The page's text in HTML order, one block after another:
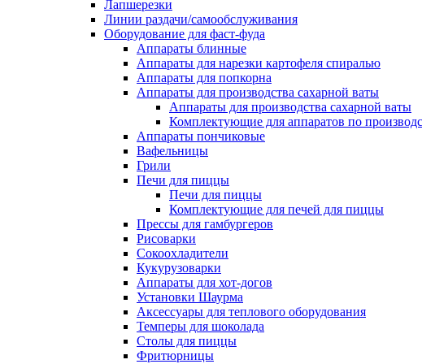
Лапшерезки
Линии раздачи/самообслуживания
Оборудование для фаст-фуда
Аппараты блинные
Аппараты для нарезки картофеля спиралью
Аппараты для попкорна
Аппараты для производства сахарной ваты
Аппараты для производства сахарной ваты
Комплектующие для аппаратов по
Аппараты пончиковые
Вафельницы
Грили
Печи для пиццы
Печи для пиццы
Комплектующие для печей для пиццы
Прессы для гамбургеров
Рисоварки
Сокоохладители
Кукурузоварки
Аппараты для хот-догов
Установки Шаурма
Аксессуары для теплового оборудования
Темперы для шоколада
Столы для пиццы
Фритюрницы